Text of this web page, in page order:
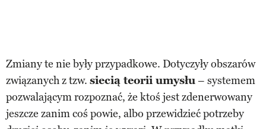
Zmiany te nie były przypadkowe. Dotyczyły obszarów
związanych z tzw. siecią teorii umysłu– systemem
pozwalającym rozpoznać, że ktoś jest zdenerwowany
jeszcze zanim coś powie, albo przewidzieć potrzeby